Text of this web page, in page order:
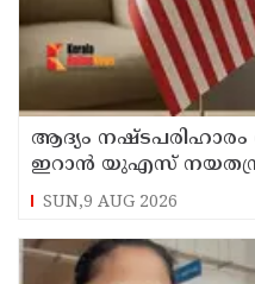
ആദ്യം
ഇറാന്‍ യുഎസ്
അനിശ്ചിതത്വം
SUN,9 AUG 2026